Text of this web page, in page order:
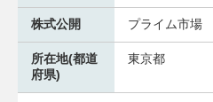
株式公開 プライム市場
所在地(都道
府県)
東京都